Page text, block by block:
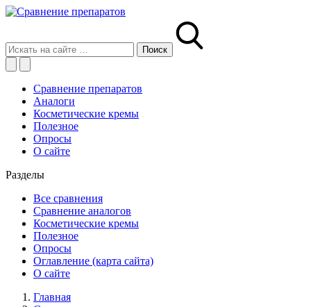
Сравнение препаратов
Аналоги
Косметические кремы
Полезное
Опросы
О сайте
Разделы
Все сравнения
Сравнение аналогов
Косметические кремы
Полезное
Опросы
Оглавление (карта сайта)
О сайте
Главная